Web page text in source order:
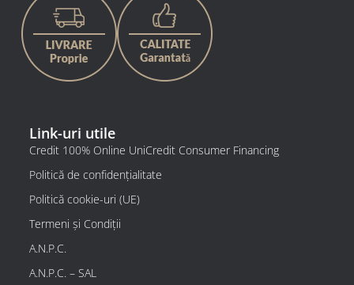
Link-uri utile
Credit 100% Online UniCredit Consumer Financing
Politică de confidențialitate
Politică cookie-uri (UE)
Termeni și Condiții
A.N.P.C.
A.N.P.C. – SAL